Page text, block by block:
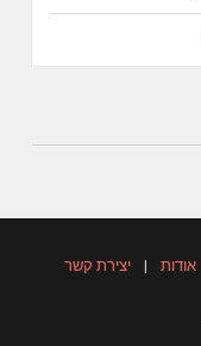
אודות | יצירת קשר